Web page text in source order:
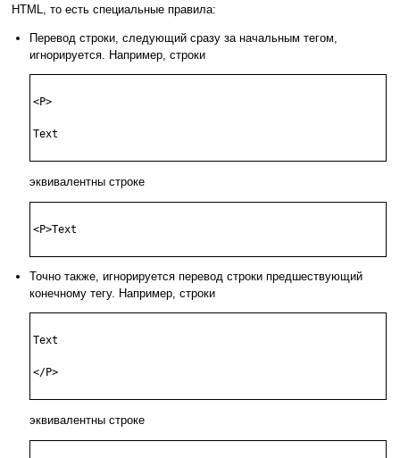
HTML, то есть специальные правила:
Перевод строки, следующий сразу за начальным тегом,
игнорируется. Например, строки
<P>
Text
эквивалентны строке
<P>Text
Точно также, игнорируется перевод строки предшествующий
конечному тегу. Например, строки
Text
</P>
эквивалентны строке